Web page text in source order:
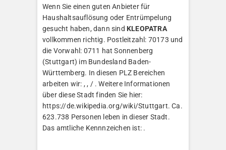
Wenn Sie einen guten Anbieter für
Haushaltsauflösung oder Entrümpelung
gesucht haben, dann sind KLEOPATRA
vollkommen richtig. Postleitzahl: 70173 und
die Vorwahl: 0711 hat Sonnenberg
(Stuttgart) im Bundesland Baden-
Württemberg. In diesen PLZ Bereichen
arbeiten wir: , , / . Weitere Informationen
über diese Stadt finden Sie hier:
https://de.wikipedia.org/wiki/Stuttgart. Ca.
623.738 Personen leben in dieser Stadt.
Das amtliche Kennnzeichen ist: .